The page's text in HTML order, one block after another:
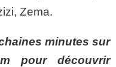
Zema.
minutes sur
pour découvrir